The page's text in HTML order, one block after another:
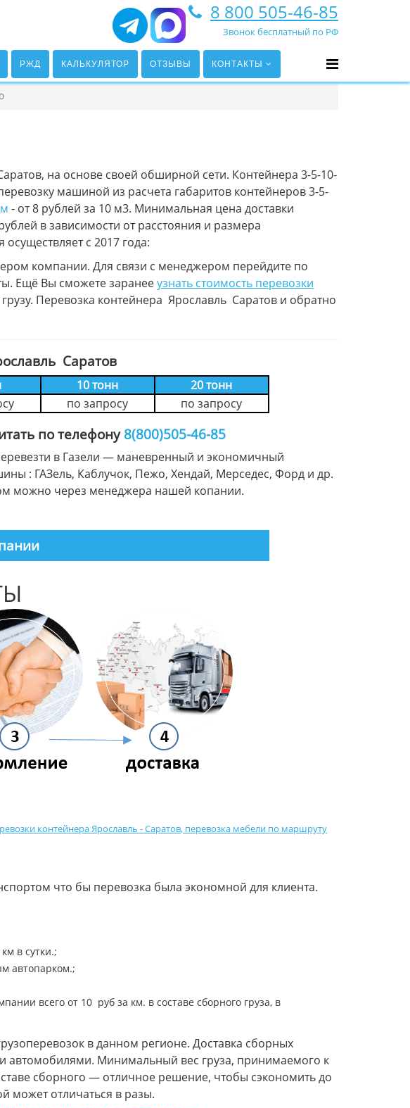
8 800 505-46-85
Звонок бесплатный по РФ
РЖД КАЛЬКУЛЯТОР ОТЗЫВЫ КОНТАКТЫ
на основе своей обширной сети. Контейнера 3-5-10-
машиной из расчета габаритов контейнеров 3-5-
- от 8 рублей за 10 м3. Минимальная цена доставки
в зависимости от расстояния и размера
с 2017 года:
компании. Для связи с менеджером перейдите по
Ещё Вы сможете заранееузнать стоимость перевозки
Перевозка контейнера Ярославль Саратов и обратно
Саратов
10 тонн
20 тонн
по запросу по запросу
по телефону 8(800)505-46-85
в Газели — маневренный и экономичный
: ГАЗель, Каблучок, Пежо, Хендай, Мерседес, Форд и др.
можно через менеджера нашей копании.
контейнера Ярославль - Саратов, перевозка мебели по маршруту
что бы перевозка была экономной для клиента.
в сутки.;
автопарком.;
всего от 10 руб за км. в составе сборного груза, в
в данном регионе. Доставка сборных
автомобилями. Минимальный вес груза, принимаемого к
сборного — отличное решение, чтобы сэкономить до
может отличаться в разы.